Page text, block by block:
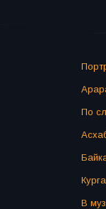
По
В